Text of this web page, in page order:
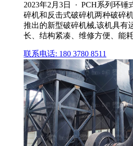
2023年2月3日 · PCH系列环锤
碎机和反击式破碎机两种破碎
推出的新型破碎机械,该机具有
长、结构紧凑、维修方便、能
联系电话: 180 3780 8511